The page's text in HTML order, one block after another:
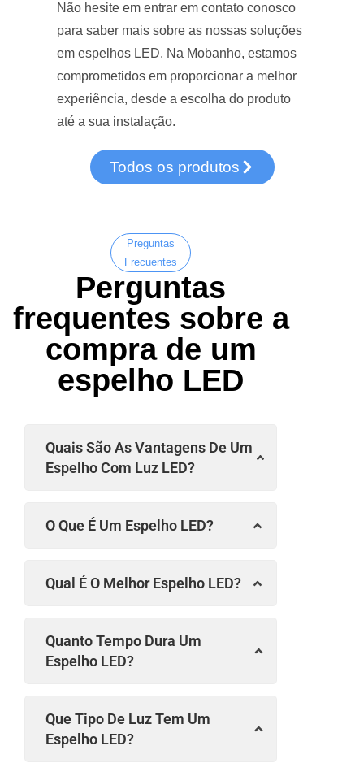
Não hesite em entrar em contato conosco
para saber mais sobre as nossas soluções
em espelhos LED. Na Mobanho, estamos
comprometidos em proporcionar a melhor
experiência, desde a escolha do produto
até a sua instalação.
Todos os produtos
Perguntas
frequentes sobre a
compra de um
espelho LED
Preguntas
Frecuentes
Quais São As Vantagens De Um
Espelho Com Luz LED?
O Que É Um Espelho LED?
Qual É O Melhor Espelho LED?
Quanto Tempo Dura Um
Espelho LED?
Que Tipo De Luz Tem Um
Espelho LED?